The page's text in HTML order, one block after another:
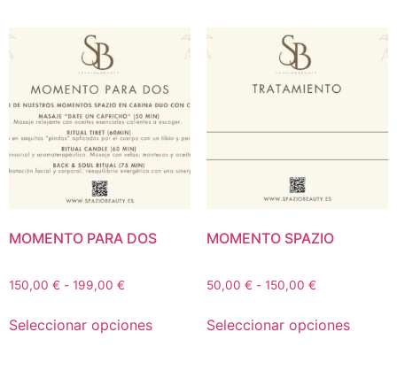
MOMENTO PARA DOS
150,00 € - 199,00 €
Seleccionar opciones
MOMENTO SPAZIO
50,00 € - 150,00 €
Seleccionar opciones